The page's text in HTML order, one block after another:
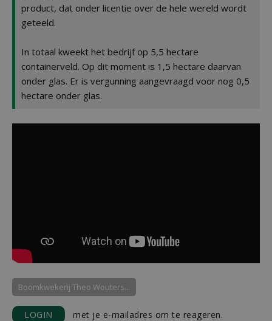
product, dat onder licentie over de hele wereld wordt
geteeld.
In totaal kweekt het bedrijf op 5,5 hectare
containerveld. Op dit moment is 1,5 hectare daarvan
onder glas. Er is vergunning aangevraagd voor nog 0,5
hectare onder glas.
Boomkwekerij Theo Wouters...
LOGIN met je e-mailadres om te reageren.